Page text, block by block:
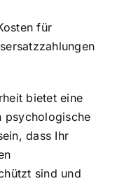
für
bietet eine
psychologische
dass Ihr
sind und